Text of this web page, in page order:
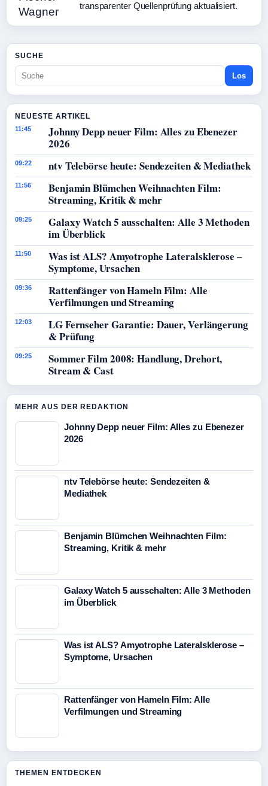
transparenter Quellenprüfung aktualisiert.
SUCHE
Los
NEUESTE ARTIKEL
11:45
Johnny Depp neuer Film: Alles zu Ebenezer
2026
09:22 ntv Telebörse heute: Sendezeiten & Mediathek
11:56
Benjamin Blümchen Weihnachten Film:
Streaming, Kritik & mehr
09:25
Galaxy Watch 5 ausschalten: Alle 3 Methoden
im Überblick
11:50
Was ist ALS? Amyotrophe Lateralsklerose –
Symptome, Ursachen
09:36
Rattenfänger von Hameln Film: Alle
Verfilmungen und Streaming
12:03
LG Fernseher Garantie: Dauer, Verlängerung
& Prüfung
09:25
Sommer Film 2008: Handlung, Drehort,
Stream & Cast
MEHR AUS DER REDAKTION
Johnny Depp neuer Film: Alles zu Ebenezer
2026
ntv Telebörse heute: Sendezeiten &
Mediathek
Benjamin Blümchen Weihnachten Film:
Streaming, Kritik & mehr
Galaxy Watch 5 ausschalten: Alle 3 Methoden
im Überblick
Was ist ALS? Amyotrophe Lateralsklerose –
Symptome, Ursachen
Rattenfänger von Hameln Film: Alle
Verfilmungen und Streaming
THEMEN ENTDECKEN